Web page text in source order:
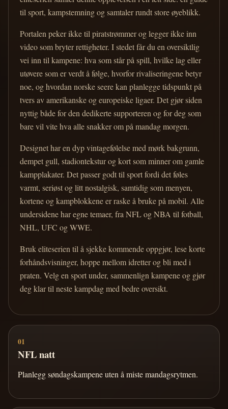
til sport, kampstemning og samtaler rundt store øyeblikk.
Portalen peker ikke til piratstrømmer og legger ikke inn
video som bryter rettigheter. I stedet får du en oversiktlig
vei inn til kampene: hva som står på spill, hvilke lag eller
utøvere som er verdt å følge, hvorfor rivaliseringene betyr
noe, og hvordan norske seere kan planlegge tidspunkt på
tvers av amerikanske og europeiske ligaer. Det gjør siden
nyttig både for den dedikerte supporteren og for deg som
bare vil vite hva alle snakker om på mandag morgen.
Designet har en dyp vintagefølelse med mørk bakgrunn,
dempet gull, stadiontekstur og kort som minner om gamle
kampplakater. Det passer godt til sport fordi det føles
varmt, seriøst og litt nostalgisk, samtidig som menyen,
kortene og kampblokkene er raske å bruke på mobil. Alle
undersidene har egne temaer, fra NFL og NBA til fotball,
NHL, UFC og WWE.
Bruk eliteserien til å sjekke kommende oppgjør, lese korte
forhåndsvisninger, hoppe mellom idretter og bli med i
praten. Velg en sport under, sammenlign kampene og gjør
deg klar til neste kampdag med bedre oversikt.
01
NFL natt
Planlegg søndagskampene uten å miste mandagsrytmen.